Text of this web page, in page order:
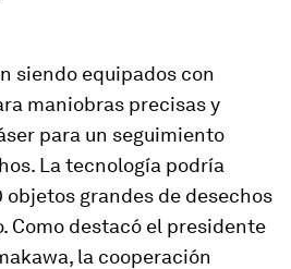
siendo equipados con
maniobras precisas y
para un seguimiento
La tecnología podría
objetos grandes de desechos
Como destacó el presidente
la cooperación